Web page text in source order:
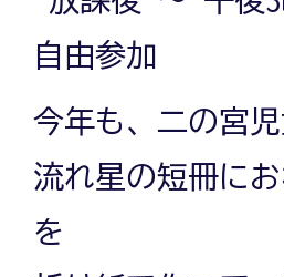
自由参加
今年も、二の宮
流れ星の短冊に
を